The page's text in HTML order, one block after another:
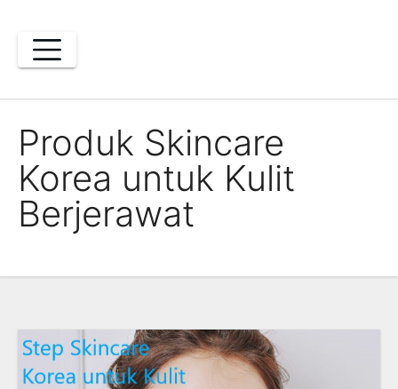
content
Produk Skincare
Korea untuk Kulit
Berjerawat